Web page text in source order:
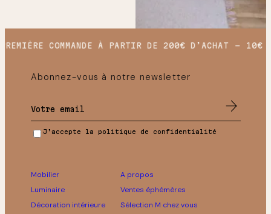
COMMANDE À PARTIR DE 200€ D’ACHAT 10€
Abonnez-vous à notre newsletter
J’accepte la politique de confidentialité
Mobilier
Luminaire
Décoration intérieure
A propos
Ventes éphémères
Sélection M chez vous